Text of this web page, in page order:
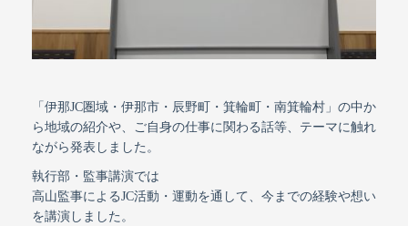
「伊那JC圏域・伊那市・辰野町・箕輪町・南箕輪村」の中か
ら地域の紹介や、ご自身の仕事に関わる話等、テーマに触れ
ながら発表しました。
執行部・監事講演では
高山監事によるJC活動・運動を通して、今までの経験や想い
を講演しました。